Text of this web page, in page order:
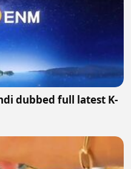
dubbed full latest K-